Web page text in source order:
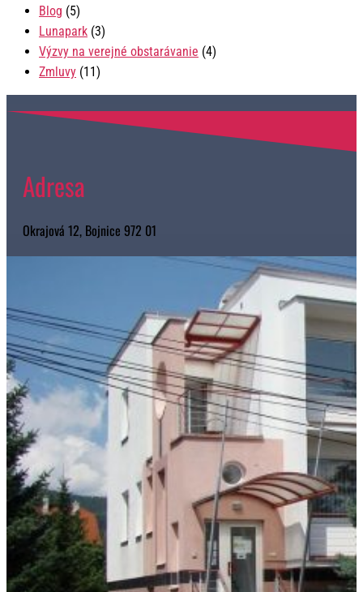
Blog (5)
Lunapark (3)
Výzvy na verejné obstarávanie (4)
Zmluvy (11)
Adresa
Okrajová 12, Bojnice 972 01